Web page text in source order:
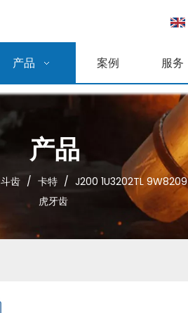
产品 案例 服务
产品
斗齿 / 卡特 / J200 1U3202TL 9W8209
虎牙齿